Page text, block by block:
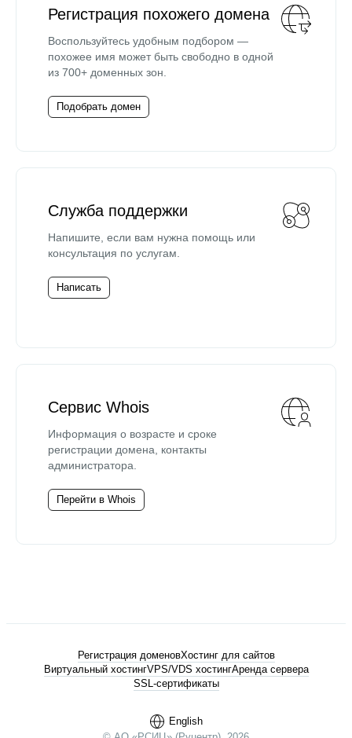
Регистрация похожего домена
Воспользуйтесь удобным подбором —
похожее имя может быть свободно в одной
из 700+ доменных зон.
Подобрать домен
Служба поддержки
Напишите, если вам нужна помощь или
консультация по услугам.
Написать
Сервис Whois
Информация о возрасте и сроке
регистрации домена, контакты
администратора.
Перейти в Whois
English
Регистрация доменовХостинг для сайтов
Виртуальный хостингVPS/VDS хостингАренда сервера
SSL-сертификаты